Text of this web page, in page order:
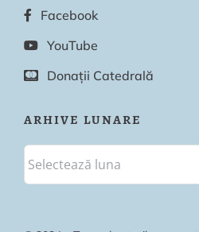
Facebook
YouTube
Donații Catedrală
ARHIVE LUNARE